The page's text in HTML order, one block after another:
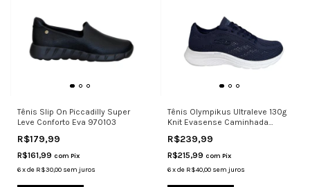
Tênis Slip On Piccadilly Super
Leve Conforto Eva 970103
R$179,99
R$161,99 com Pix
6xde R$30,00 sem juros
Tênis Olympikus Ultraleve 130g
Knit Evasense Caminhada
R$239,99
R$215,99 com Pix
6 xde R$40,00 sem juros